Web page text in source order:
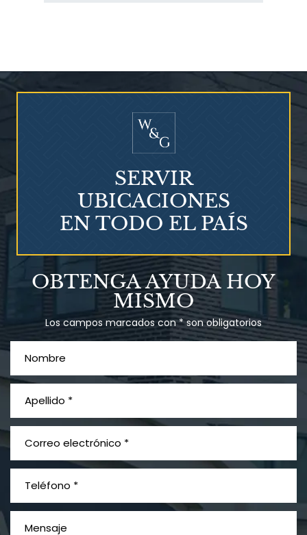
¿Quién corre el riesgo de
Talco en polvo
Ovary cancer
¿Qué es el mesotelioma?
OBTENGA AYUDA HOY
MISMO
Los campos marcados con * son obligatorios
SERVIR
UBICACIONES
EN TODO EL PAÍS